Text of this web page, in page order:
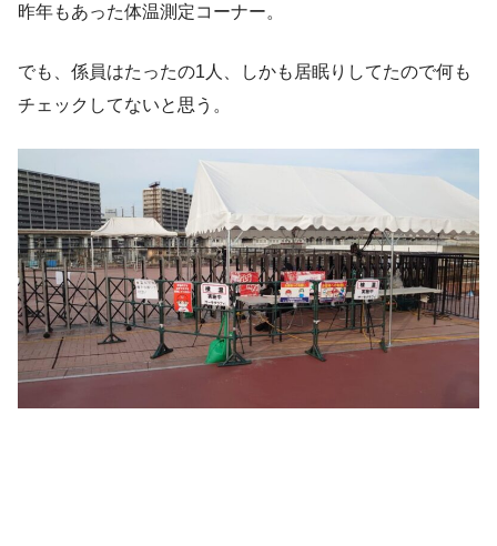
昨年もあった体温測定コーナー。
でも、係員はたったの1人、しかも居眠りしてたので何も
チェックしてないと思う。